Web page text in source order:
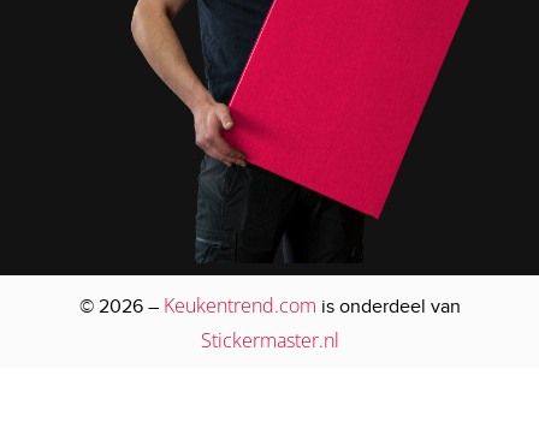
© 2026 – Keukentrend.com is onderdeel van
Stickermaster.nl